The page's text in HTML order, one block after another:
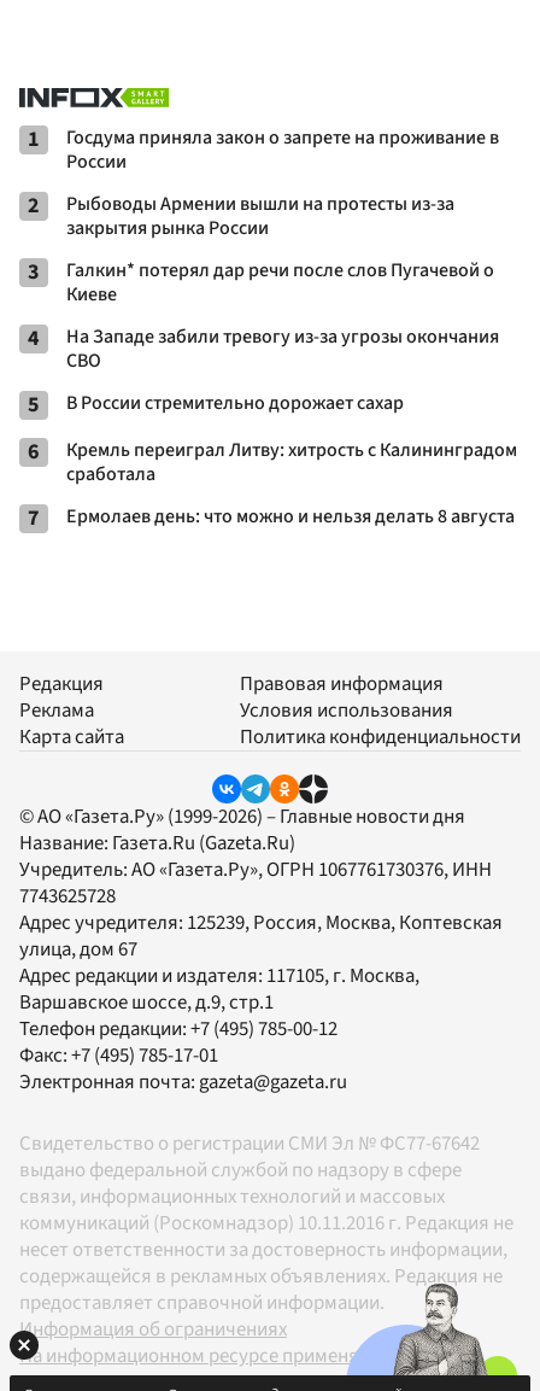
1
Госдума приняла закон о запрете на проживание в
России
2
Рыбоводы Армении вышли на протесты из-за
закрытия рынка России
3
Галкин* потерял дар речи после слов Пугачевой о
Киеве
4
На Западе забили тревогу из-за угрозы окончания
СВО
5 В России стремительно дорожает сахар
6
Кремль переиграл Литву: хитрость с Калининградом
сработала
7 Ермолаев день: что можно и нельзя делать 8 августа
Редакция
Реклама
Карта сайта
Правовая информация
Условия использования
Политика конфиденциальности
© АО «Газета.Ру» (1999-2026) – Главные новости дня
Название: Газета.Ru (Gazeta.Ru)
Учредитель:АО «Газета.Ру», ОГРН 1067761730376, ИНН
7743625728
Адрес учредителя: 125239, Россия, Москва, Коптевская
улица, дом 67
Адрес редакции и издателя: 117105, г. Москва,
Варшавское шоссе, д.9, стр.1
Телефон редакции:+7 (495) 785-00-12
Факс:+7 (495) 785-17-01
Электронная почта:gazeta@gazeta.ru
Свидетельство о регистрации СМИ Эл № ФС77-67642
выдано федеральной службой по надзору в сфере
связи, информационных технологий и массовых
коммуникаций (Роскомнадзор) 10.11.2016 г. Редакция не
несет ответственности за достоверность информации,
содержащейся в рекламных объявлениях. Редакция не
предоставляет справочной информации.
Информация об ограничениях
На информационном ресурсе применяются
рекомендательные технологии в соответствии с